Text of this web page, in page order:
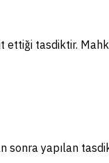
ettiği tasdiktir.
yapılan